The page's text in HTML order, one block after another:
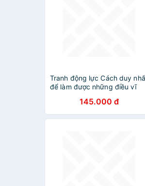
Tranh động lực Cách duy
để làm được những điều vĩ
(Steve Jobs)-Model: AZ1-
0413
145.000 đ